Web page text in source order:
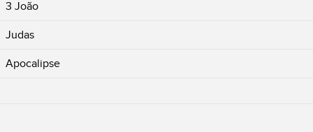
3 João
Judas
Apocalipse